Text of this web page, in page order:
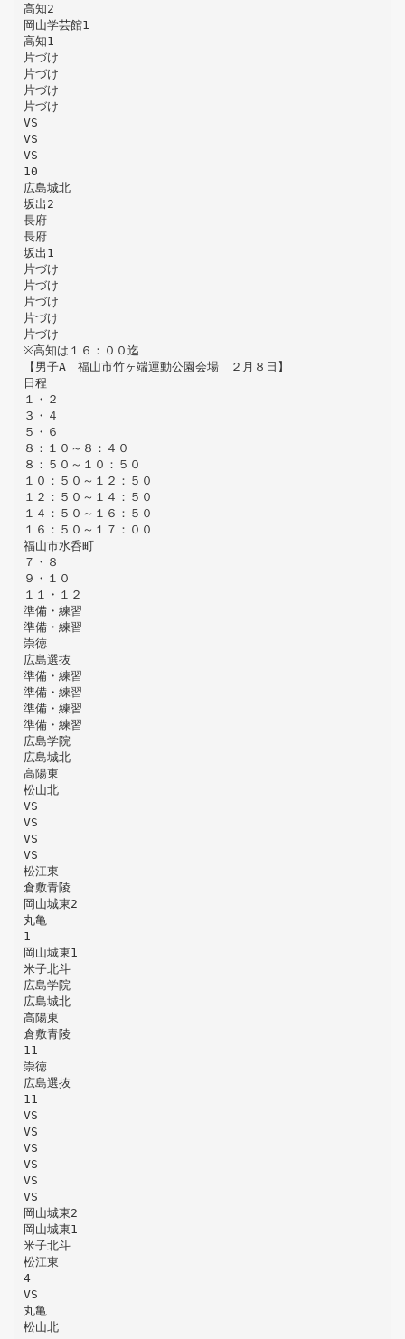
高知2
岡山学芸館1
高知1
片づけ
片づけ
片づけ
片づけ
VS
VS
VS
10
広島城北
坂出2
長府
長府
坂出1
片づけ
片づけ
片づけ
片づけ
片づけ
※高知は１６：００迄
【男子A 福山市竹ヶ端運動公園会場 ２月８日】
日程
１・２
３・４
５・６
８：１０～８：４０
８：５０～１０：５０
１０：５０～１２：５０
１２：５０～１４：５０
１４：５０～１６：５０
１６：５０～１７：００
福山市水呑町
７・８
９・１０
１１・１２
準備・練習
準備・練習
崇徳
広島選抜
準備・練習
準備・練習
準備・練習
準備・練習
広島学院
広島城北
高陽東
松山北
VS
VS
VS
VS
松江東
倉敷青陵
岡山城東2
丸亀
1
岡山城東1
米子北斗
広島学院
広島城北
高陽東
倉敷青陵
11
崇徳
広島選抜
11
VS
VS
VS
VS
VS
VS
岡山城東2
岡山城東1
米子北斗
松江東
4
VS
丸亀
松山北